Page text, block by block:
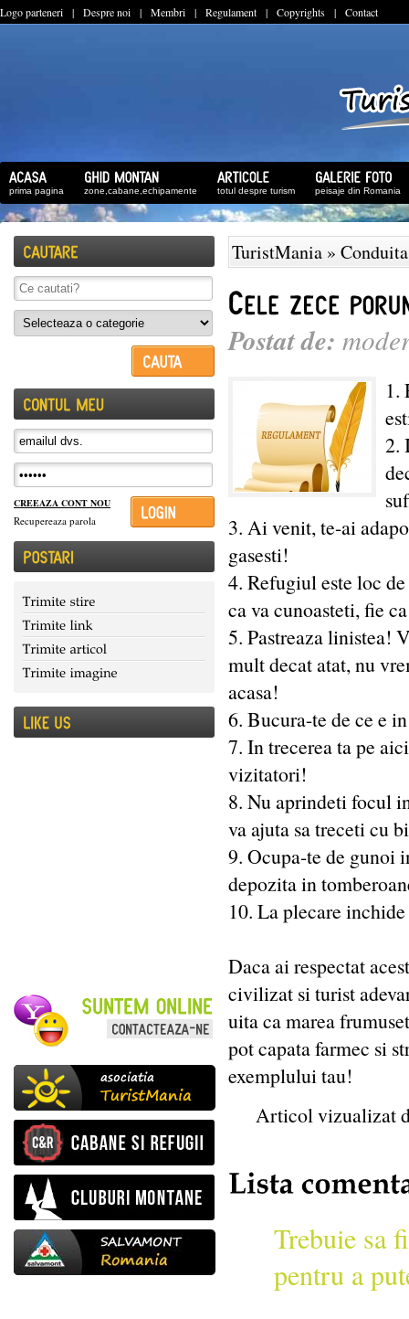
Logo parteneri | Despre noi | Membri | Regulament | Copyrights | Contact
prima pagina zone,cabane,echipamente totul despre turism peisaje din Romania
CREEAZA CONT NOU
Recupereaza parola
TuristMania »
Postat de:
1.
2.
3. Ai venit, te-ai
gasesti!
4. Refugiul este loc
ca va cunoasteti, fie
5. Pastreaza linistea!
mult decat atat, nu
acasa!
6. Bucura-te de ce e
7. In trecerea ta pe
vizitatori!
8. Nu aprindeti focul
va ajuta sa treceti cu
9. Ocupa-te de gunoi
depozita in
10. La plecare
Daca ai respectat
civilizat si turist
uita ca marea
pot capata farmec si
exemplului tau!
Articol vizualizat
Trebuie sa
pentru a